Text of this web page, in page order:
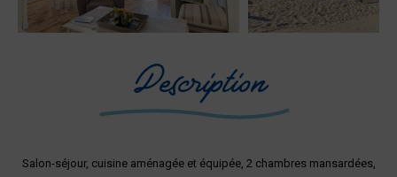
Description
Salon-séjour, cuisine aménagée et équipée, 2 chambres mansardées,